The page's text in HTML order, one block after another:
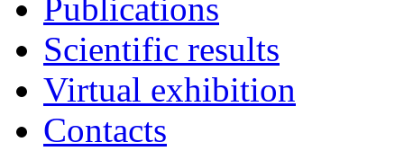
Publications
Scientific results
Virtual exhibition
Contacts